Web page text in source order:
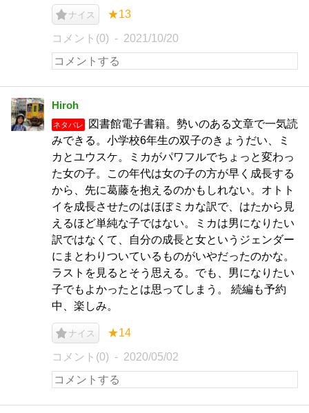
ナイス ★13
コメント(0) 2021/10/20
Hiroh
ネタバレ
図書館電子書籍。勢いのある文章で一気読
みできる。小学校6年生の双子のきょうだい、ミ
カとユウスケ。ミカがパワフルでちょっと変わっ
た女の子。この年代は女の子の方が早く成長する
から、先に葛藤を抱えるのかもしれない。オトト
イを成長させたのはほぼミカな訳で、はたから見
えるほど単純な子ではない。ミカは男になりたい
訳ではなくて、自分の成長と女というジェンダー
にまとわりついているものがいやだったのかな。
ラストを見るとそう思える。でも、男になりたい
子でもよかったとは思ってしまう。 続編も予約
中、楽しみ。
ナイス ★14
コメント(0) 2020/05/02